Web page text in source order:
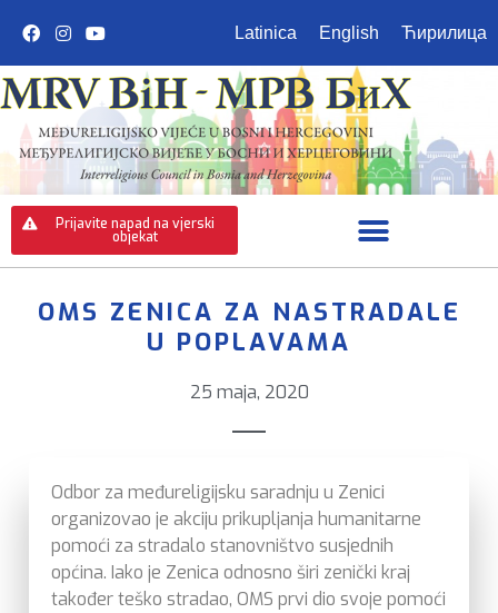
Latinica English Ћирилица
Prijavite napad na vjerski
objekat
OMS ZENICA ZA NASTRADALE
U POPLAVAMA
25 maja, 2020
Odbor za međureligijsku saradnju u Zenici
organizovao je akciju prikupljanja humanitarne
pomoći za stradalo stanovništvo susjednih
općina. Iako je Zenica odnosno širi zenički kraj
također teško stradao, OMS prvi dio svoje pomoći